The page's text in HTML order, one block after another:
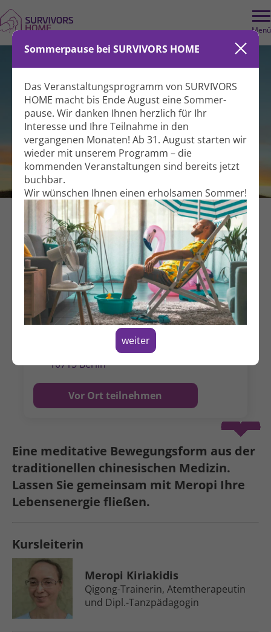
Menü
Sommerpause bei SURVIVORS HOME
Das Veranstaltungs­programm von SURVIVORS
HOME macht bis Ende August eine Sommer­
pause. Wir danken Ihnen herzlich für Ihr
Interesse und Ihre Teil­nahme in den
vergangenen Monaten! Ab 31. August starten wir
wieder mit unserem Programm – die
kommenden Veranstal­tungen sind bereits jetzt
buchbar.
Wir wünschen Ihnen einen erholsamen Sommer!
weiter
Eine meditative Bewegungs­form aus der
traditionellen chinesischen Medizin.
Lassen Sie gemeinsam mit Meropi Ihre
Lebens­energie fließen.
Kursleiterin
Meropi Kiriakidis
Qigong-Trainerin, Atem­therapeutin
und Dipl.-Tanzpädagogin
Qigong im Park
Bewegung Gemeinsam aktiv
Für Betroffene
Mittwoch, 09.09.2026
11:00 - 12:30 Uhr
Alternative Termine
Hildegardstraße 31
10715 Berlin
Vor Ort teilnehmen
Spenden